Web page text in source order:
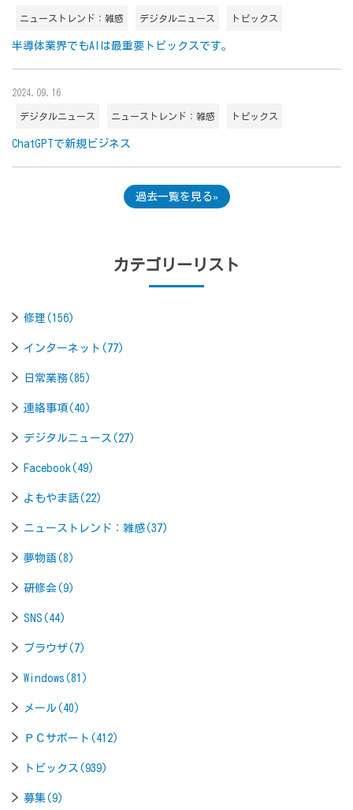
ニューストレンド：雑感 デジタルニュース トピックス
半導体業界でもAIは最重要トピックスです。
2024.09.16
デジタルニュース ニューストレンド：雑感 トピックス
ChatGPTで新規ビジネス
過去一覧を見る
カテゴリーリスト
修理(156)
インターネット(77)
日常業務(85)
連絡事項(40)
デジタルニュース(27)
Facebook(49)
よもやま話(22)
ニューストレンド：雑感(37)
夢物語(8)
研修会(9)
SNS(44)
ブラウザ(7)
Windows(81)
メール(40)
ＰＣサポート(412)
トピックス(939)
募集(9)